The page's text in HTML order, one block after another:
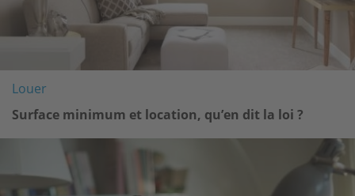
Louer
Surface minimum et location, qu’en dit la loi ?